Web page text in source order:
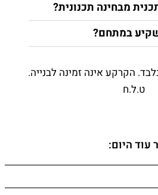
מבחינה תכנונית?
במתחם?
הקרקע אינה זמינה לבנייה.
ט.ל.ח
עוד היום: